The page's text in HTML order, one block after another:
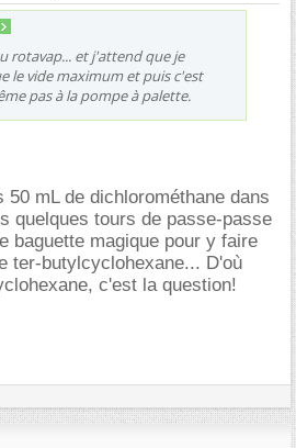
rotavap... et j'attend que je
le vide maximum et puis c'est
pas à la pompe à palette.
50 mL de dichlorométhane dans
quelques tours de passe-passe
baguette magique pour y faire
ter-butylcyclohexane... D'où
c'est la question!